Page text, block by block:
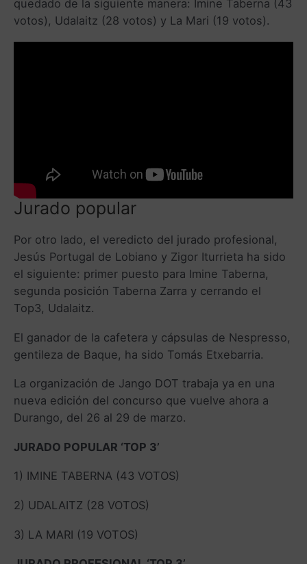
quedado de la siguiente manera: Imine Taberna (43
votos), Udalaitz (28 votos) y La Mari (19 votos).
Jurado popular
Por otro lado, el veredicto del jurado profesional,
Jesús Portugal de Lobiano y Zigor Iturrieta ha sido
el siguiente: primer puesto para Imine Taberna,
segunda posición Taberna Zarra y cerrando el
Top3, Udalaitz.
El ganador de la cafetera y cápsulas de Nespresso,
gentileza de Baque, ha sido Tomás Etxebarria.
La organización de Jango DOT trabaja ya en una
nueva edición del concurso que vuelve ahora a
Durango, del 26 al 29 de marzo.
JURADO POPULAR ‘TOP 3’
1) IMINE TABERNA (43 VOTOS)
2) UDALAITZ (28 VOTOS)
3) LA MARI (19 VOTOS)